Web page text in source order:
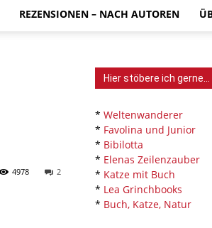
REZENSIONEN – NACH AUTOREN
2
4978
Hier stöbere ich gerne…
* Weltenwanderer
* Favolina und Junior
* Bibilotta
* Elenas Zeilenzauber
* Katze mit Buch
* Lea Grinchbooks
* Buch, Katze, Natur